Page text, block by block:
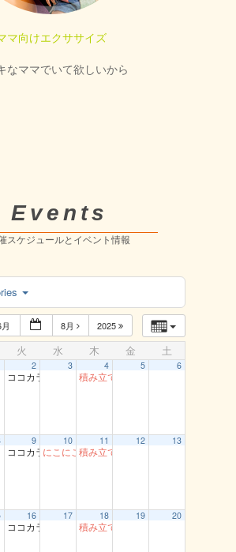
マ向けエクササイズ
なママでいて欲しいから
Events
スケジュールとイベント情報
8月 2025
火 水 木 金 土
2
ココカラ運動教室（龍鳳閣）
3 4
積み立て貯筋運動（とまり）
5 6
9
ココカラ運動教室（龍鳳閣）
10
にこにこ体操 船岡
11
積み立て貯筋運動（とまり）
12 13
16
ココカラ運動教室（龍鳳閣）
17 18
積み立て貯筋運動（とまり）
19 20